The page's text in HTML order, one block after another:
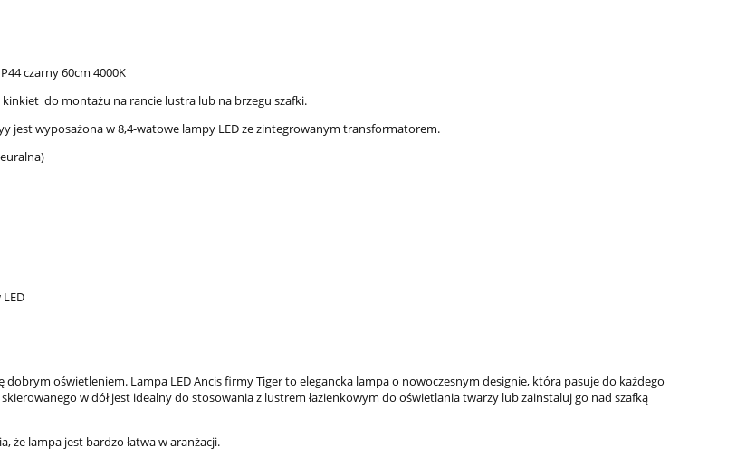
czarny 60cm 4000K
kinkiet do montażu na rancie lustra lub na brzegu szafki.
jest wyposażona w 8,4-watowe lampy LED ze zintegrowanym transformatorem.
dobrym oświetleniem. Lampa LED Ancis firmy Tiger to elegancka lampa o nowoczesnym designie, która pasuje do każdego
w dół jest idealny do stosowania z lustrem łazienkowym do oświetlania twarzy lub zainstaluj go nad szafką
że lampa jest bardzo łatwa w aranżacji.